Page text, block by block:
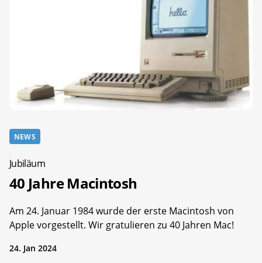
NEWS
Jubiläum
40 Jahre Macintosh
Am 24. Januar 1984 wurde der erste Macintosh von
Apple vorgestellt. Wir gratulieren zu 40 Jahren Mac!
24. Jan 2024